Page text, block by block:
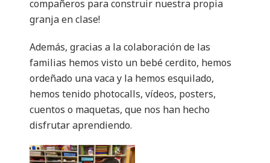
compañeros para construir nuestra propia
granja en clase!
Además, gracias a la colaboración de las
familias hemos visto un bebé cerdito, hemos
ordeñado una vaca y la hemos esquilado,
hemos tenido photocalls, vídeos, posters,
cuentos o maquetas, que nos han hecho
disfrutar aprendiendo.